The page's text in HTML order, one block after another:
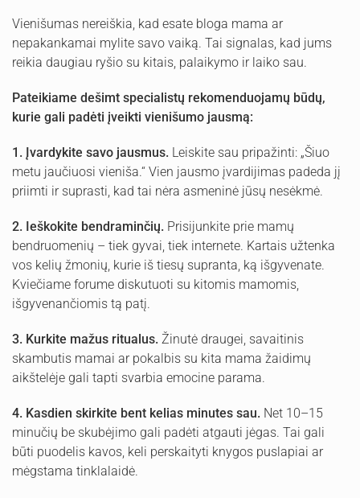
Vienišumas nereiškia, kad esate bloga mama ar
nepakankamai mylite savo vaiką. Tai signalas, kad jums
reikia daugiau ryšio su kitais, palaikymo ir laiko sau.
Pateikiame dešimt specialistų rekomenduojamų būdų,
kurie gali padėti įveikti vienišumo jausmą:
1. Įvardykite savo jausmus. Leiskite sau pripažinti: „Šiuo
metu jaučiuosi vieniša.“ Vien jausmo įvardijimas padeda jį
priimti ir suprasti, kad tai nėra asmeninė jūsų nesėkmė.
2. Ieškokite bendraminčių. Prisijunkite prie mamų
bendruomenių – tiek gyvai, tiek internete. Kartais užtenka
vos kelių žmonių, kurie iš tiesų supranta, ką išgyvenate.
Kviečiame forume diskutuoti su kitomis mamomis,
išgyvenančiomis tą patį.
3. Kurkite mažus ritualus. Žinutė draugei, savaitinis
skambutis mamai ar pokalbis su kita mama žaidimų
aikštelėje gali tapti svarbia emocine parama.
4. Kasdien skirkite bent kelias minutes sau. Net 10–15
minučių be skubėjimo gali padėti atgauti jėgas. Tai gali
būti puodelis kavos, keli perskaityti knygos puslapiai ar
mėgstama tinklalaidė.